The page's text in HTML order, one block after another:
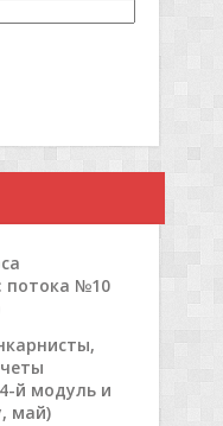
потока №10
й модуль и
май)